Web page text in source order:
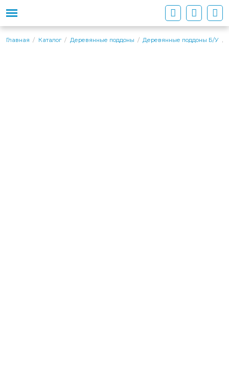
Главная Каталог Деревянные поддоны Деревянные поддоны Б/У